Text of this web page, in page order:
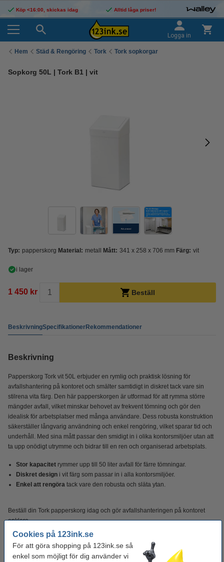
Cookies på 123ink.se
För att göra shopping på 123ink.se så
enkel som möjligt för dig använder vi
Köp <16:00, skickas idag Alltid låga priser!
Logga in
Hem Städ & Rengöring Tork Tork sopkorgar
Sopkorg 50L | Tork B1 | vit
Typ: papperskorg Material: metall Mått: 341 x 258 x 706 mm Färg: vit
i lager
1 450 kr Beställ
BeskrivningSpecifikationerRekommendationer
Beskrivning
Papperskorg Tork vit 50L erbjuder en rymlig och praktisk lösning för
avfallshantering på kontoret och smälter samtidigt in diskret tack vare sin
stilrena vita färg. Den här papperskorgen är utformad för att rymma större
mängder avfall, vilket minskar behovet av frekvent tömning och gör den
idealisk för arbetsplatser med många användare. Dess robusta konstruktion
säkerställer långvarig användning och enkel rengöring, vilket sparar tid och
underhåll. Med sina mått passar den smidigt in i olika kontorsmiljöer utan att
ta upp onödigt utrymme och bidrar till en ren och organiserad arbetsplats.
Stor kapacitet rymmer upp till 50 liter avfall för färre tömningar.
Diskret design i vit färg som passar in i alla kontorsmiljöer.
Enkel att rengöra tack vare den robusta och släta ytan.
Beställ din Tork papperskorg idag och gör avfallshanteringen på kontoret
enklare.
Specifikationer